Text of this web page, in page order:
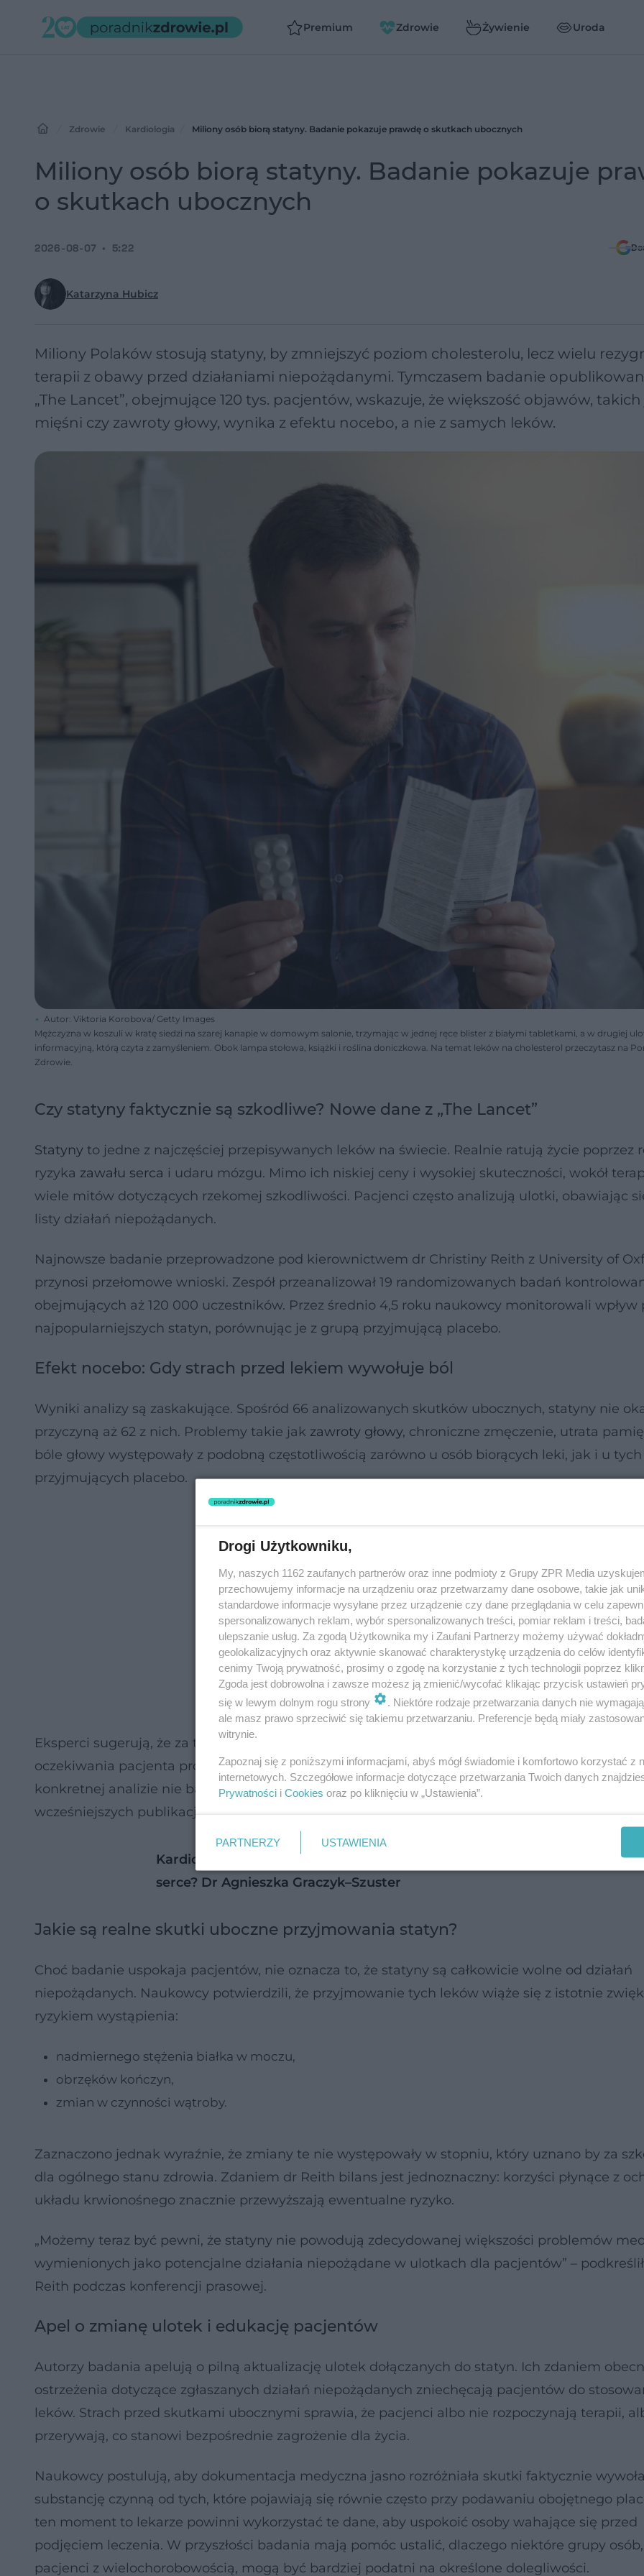
Premium Zdrowie Żywienie Uroda
Zdrowie Kardiologia Miliony osób biorą statyny. Badanie pokazuje prawdę o skutkach ubocznych
Miliony osób biorą statyny. Badanie pokazuje
o skutkach ubocznych
Katarzyna Hubicz
2026-08-07 5:22
Miliony Polaków stosują statyny, by zmniejszyć poziom cholesterolu, lecz wielu
terapii z obawy przed działaniami niepożądanymi. Tymczasem badanie
„The Lancet”, obejmujące 120 tys. pacjentów, wskazuje, że większość objawów,
mięśni czy zawroty głowy, wynika z efektu nocebo, a nie z samych leków.
Autor: Viktoria Korobova/ Getty Images
Mężczyzna w koszuli w kratę siedzi na szarej kanapie w domowym salonie, trzymając w jednej ręce blister z białymi tabletkami, a w drugiej
informacyjną, którą czyta z zamyśleniem. Obok lampa stołowa, książki i roślina doniczkowa. Na temat leków na cholesterol przeczytasz na
Zdrowie.
Czy statyny faktycznie są szkodliwe? Nowe dane z „The Lancet”
Statyny to jedne z najczęściej przepisywanych leków na świecie. Realnie ratują życie poprzez
ryzyka zawału serca i udaru mózgu. Mimo ich niskiej ceny i wysokiej skuteczności, wokół
wiele mitów dotyczących rzekomej szkodliwości. Pacjenci często analizują ulotki, obawiając
listy działań niepożądanych.
Najnowsze badanie przeprowadzone pod kierownictwem dr Christiny Reith z University of
przynosi przełomowe wnioski. Zespół przeanalizował 19 randomizowanych badań
obejmujących aż 120 000 uczestników. Przez średnio 4,5 roku naukowcy monitorowali wpływ
najpopularniejszych statyn, porównując je z grupą przyjmującą placebo.
Efekt nocebo: Gdy strach przed lekiem wywołuje ból
Wyniki analizy są zaskakujące. Spośród 66 analizowanych skutków ubocznych, statyny nie
przyczyną aż 62 z nich. Problemy takie jak zawroty głowy, chroniczne zmęczenie, utrata
bóle głowy występowały z podobną częstotliwością zarówno u osób biorących leki, jak i u tych
przyjmujących placebo.
Eksperci sugerują, że za tym zjawiskiem może stać
oczekiwania pacjenta prowadzą do odczuwania rzeczywistych dolegliwości. Warto
konkretnej analizie nie badano bólu czy osłabienia mięśni, a kwestię ryzyka cukrzycy
wcześniejszych publikacjach jako niewielką.
Kardiologia prewencyjna. Co zrobić, by skutecznie chronić
serce? Dr Agnieszka Graczyk–Szuster
Jakie są realne skutki uboczne przyjmowania statyn?
Choć badanie uspokaja pacjentów, nie oznacza to, że statyny są całkowicie wolne od działań
niepożądanych. Naukowcy potwierdzili, że przyjmowanie tych leków wiąże się z istotnie
ryzykiem wystąpienia:
nadmiernego stężenia białka w moczu,
obrzęków kończyn,
zmian w czynności wątroby.
Zaznaczono jednak wyraźnie, że zmiany te nie występowały w stopniu, który uznano by za
dla ogólnego stanu zdrowia. Zdaniem dr Reith bilans jest jednoznaczny: korzyści płynące z
układu krwionośnego znacznie przewyższają ewentualne ryzyko.
„Możemy teraz być pewni, że statyny nie powodują zdecydowanej większości problemów
wymienionych jako potencjalne działania niepożądane w ulotkach dla pacjentów” –
Reith podczas konferencji prasowej.
Apel o zmianę ulotek i edukację pacjentów
Autorzy badania apelują o pilną aktualizację ulotek dołączanych do statyn. Ich zdaniem
ostrzeżenia dotyczące zgłaszanych działań niepożądanych zniechęcają pacjentów do
leków. Strach przed skutkami ubocznymi sprawia, że pacjenci albo nie rozpoczynają terapii,
przerywają, co stanowi bezpośrednie zagrożenie dla życia.
Naukowcy postulują, aby dokumentacja medyczna jasno rozróżniała skutki faktycznie
substancję czynną od tych, które pojawiają się równie często przy podawaniu obojętnego
ten moment to lekarze powinni wykorzystać te dane, aby uspokoić osoby wahające się przed
podjęciem leczenia. W przyszłości badania mają pomóc ustalić, dlaczego niektóre grupy
pacjenci z wielochorobowością, mogą być bardziej podatni na określone dolegliwości.
Drogi Użytkowniku,
My, naszych 1162 zaufanych partnerów oraz inne podmioty z Grupy ZPR Media
przechowujemy informacje na urządzeniu oraz przetwarzamy dane osobowe, takie jak
standardowe informacje wysyłane przez urządzenie czy dane przeglądania w celu
spersonalizowanych reklam, wybór spersonalizowanych treści, pomiar reklam i treści,
ulepszanie usług. Za zgodą Użytkownika my i Zaufani Partnerzy możemy używać
geolokalizacyjnych oraz aktywnie skanować charakterystykę urządzenia do celów
cenimy Twoją prywatność, prosimy o zgodę na korzystanie z tych technologii poprzez
Zgoda jest dobrowolna i zawsze możesz ją zmienić/wycofać klikając przycisk ustawień
się w lewym dolnym rogu strony
. Niektóre rodzaje przetwarzania danych nie
ale masz prawo sprzeciwić się takiemu przetwarzaniu. Preferencje będą miały
witrynie.
Zapoznaj się z poniższymi informacjami, abyś mógł świadomie i komfortowo korzystać z
internetowych. Szczegółowe informacje dotyczące przetwarzania Twoich danych
Prywatności i Cookies oraz po kliknięciu w „Ustawienia”.
PARTNERZY USTAWIENIA